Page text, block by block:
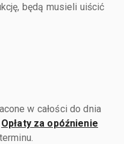
będą musieli uiścić
w całości do dnia
Opłaty za opóźnienie